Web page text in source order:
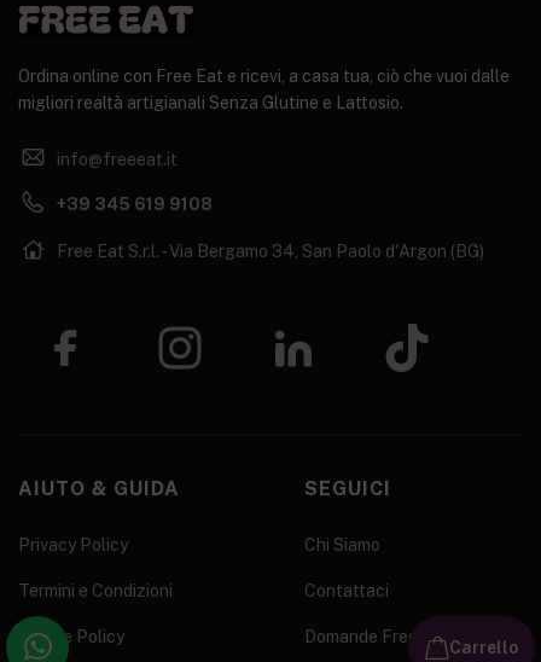
Carrello
Ordina online con Free Eat e ricevi, a casa tua, ciò che vuoi dalle
migliori realtà artigianali Senza Glutine e Lattosio.
info@freeeat.it
+39 345 619 9108
Free Eat S.r.l. - Via Bergamo 34, San Paolo d'Argon (BG)
AIUTO & GUIDA
Privacy Policy
Termini e Condizioni
Cookie Policy
SEGUICI
Chi Siamo
Contattaci
Domande Frequenti